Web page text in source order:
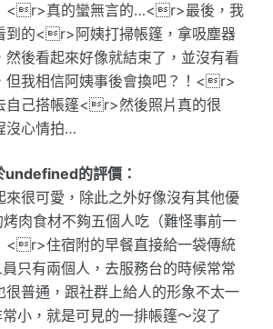
<r>真的蠻無言的…<r>最後，我
到的<r>阿姨打掃帳篷，拿吸塵器
然後看起來好像就結束了，並沒有看
但我相信阿姨事後會換吧？！<r>
自己搭帳篷<r>然後照片真的很
沒心情拍…
的評價：
來很可愛，除此之外好像沒有其他優
肉食材不夠五個人吃（難怪事前一
<r>住宿附的早餐直接給一袋傳統
只有兩個人，去服務台的時候常常
很普通，跟社群上給人的形象不太一
小，就是可見的一排帳篷～沒了